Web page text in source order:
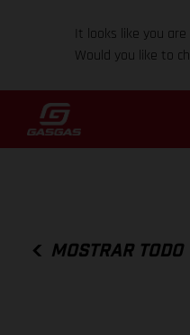
It looks like you
Would you like to
MOSTRAR TODO